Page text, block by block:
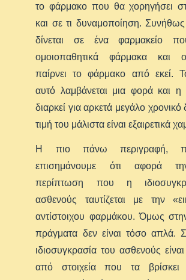
το φάρμακο που θα χορηγήσει
και σε τι δυναμοποίηση.
δίνεται σε ένα φαρμακείο
ομοιοπαθητικά φάρμακα και
παίρνει το φάρμακο από εκεί.
αυτό λαμβάνεται μια φορά και
διαρκεί για αρκετά μεγάλο χρονικό
τιμή του μάλιστα είναι εξαιρετικά
Η πιο πάνω περιγραφή,
επισημάνουμε ότι αφορά
περίπτωση που η
ασθενούς ταυτίζεται με την
αντίστοιχου φαρμάκου. Όμως
πράγματα δεν είναι τόσο απλά.
ιδιοσυγκρασία του ασθενούς
από στοιχεία που τα βρίσκει